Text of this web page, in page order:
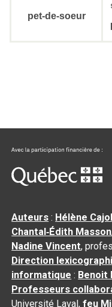
pet-de-soeur
Auteurs : Hélène
Chantal‑Édith Masson
Nadine Vincent,
Direction
informatique : Benoit
Professeurs
Université Laval,feu